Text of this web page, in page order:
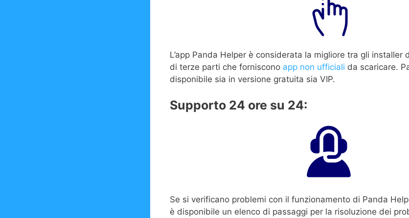
L’app Panda Helper è considerata la migliore tra gli installer
di terze parti che forniscono app non ufficiali da scaricare.
disponibile sia in versione gratuita sia VIP.
Supporto 24 ore su 24:
Se si verificano problemi con il funzionamento di Panda
è disponibile un elenco di passaggi per la risoluzione dei